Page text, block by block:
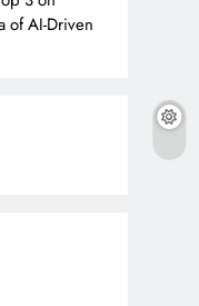
of AI-Driven